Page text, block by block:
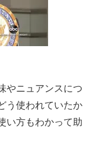
やニュアンスにつ
う使われていたか
い方もわかって助